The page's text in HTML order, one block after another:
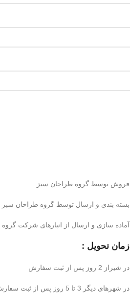
فروش توسط گروه طراحان سبز
بسته بندی و ارسال توسط گروه طراحان سبز
آماده سازی و ارسال از انبارهای شرکت
زمان تحویل :
در شیراز 2 روز پس از ثبت سفارش
در شهرهای دیگر 3 تا 5 روز پس از ثبت سفارش